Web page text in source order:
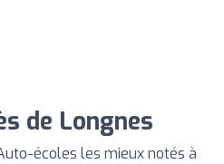
de Longnes
écoles les mieux notés à